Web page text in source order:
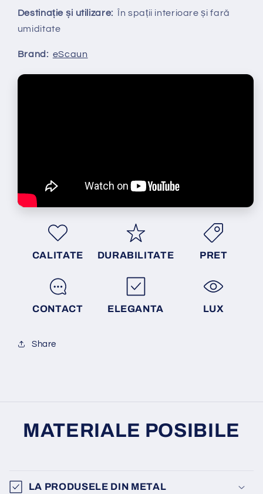
Destinație și utilizare: În spații interioare și fară
umiditate
Brand: eScaun
CALITATE DURABILITATE PRET
CONTACT ELEGANTA LUX
Share
MATERIALE POSIBILE
LA PRODUSELE DIN METAL